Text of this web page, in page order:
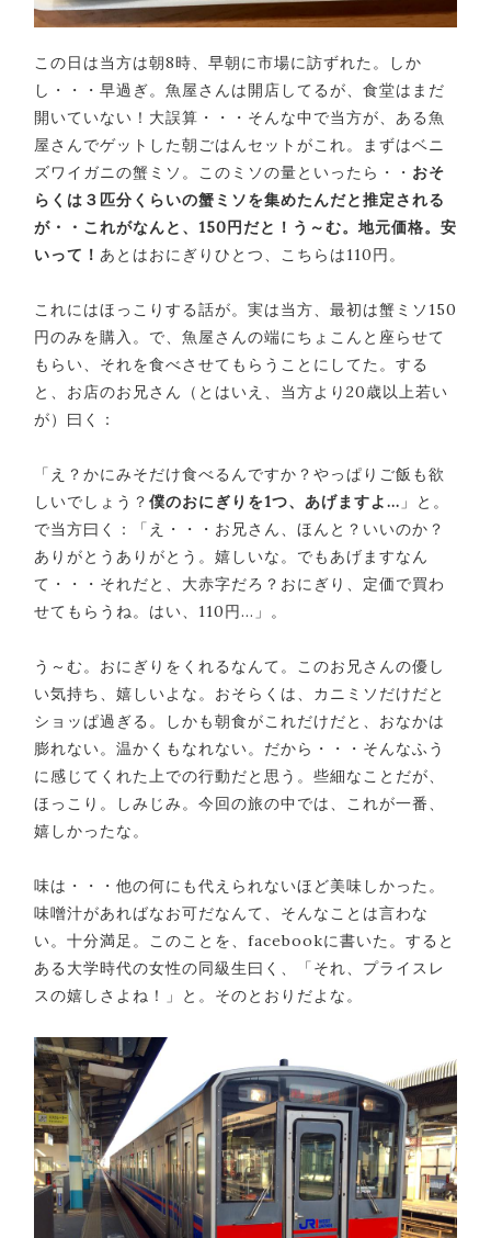
この日は当方は朝8時、早朝に市場に訪ずれた。しか
し・・・早過ぎ。魚屋さんは開店してるが、食堂はまだ
開いていない！大誤算・・・そんな中で当方が、ある魚
屋さんでゲットした朝ごはんセットがこれ。まずはベニ
ズワイガニの蟹ミソ。このミソの量といったら・・ おそ
らくは３匹分くらいの蟹ミソを集めたんだと推定される
が・・これがなんと、150円だと！う～む。地元価格。安
いって！ あとはおにぎりひとつ、こちらは110円。
これにはほっこりする話が。実は当方、最初は蟹ミソ150
円のみを購入。で、魚屋さんの端にちょこんと座らせて
もらい、それを食べさせてもらうことにしてた。する
と、お店のお兄さん（とはいえ、当方より20歳以上若い
が）曰く：
「え？かにみそだけ食べるんですか？やっぱりご飯も欲
しいでしょう？ 僕のおにぎりを1つ、あげますよ… 」と。
で当方曰く：「え・・・お兄さん、ほんと？いいのか？
ありがとうありがとう。嬉しいな。でもあげますなん
て・・・それだと、大赤字だろ？おにぎり、定価で買わ
せてもらうね。はい、110円…」。
う～む。おにぎりをくれるなんて。このお兄さんの優し
い気持ち、嬉しいよな。おそらくは、カニミソだけだと
ショッぱ過ぎる。しかも朝食がこれだけだと、おなかは
膨れない。温かくもなれない。だから・・・そんなふう
に感じてくれた上での行動だと思う。些細なことだが、
ほっこり。しみじみ。今回の旅の中では、これが一番、
嬉しかったな。
味は・・・他の何にも代えられないほど美味しかった。
味噌汁があればなお可だなんて、そんなことは言わな
い。十分満足。このことを、facebookに書いた。すると
ある大学時代の女性の同級生曰く、「それ、プライスレ
スの嬉しさよね！」と。そのとおりだよな。